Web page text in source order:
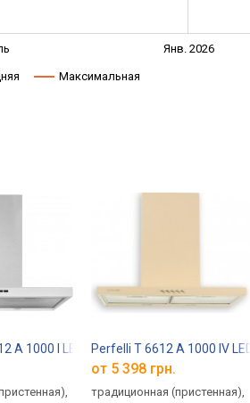
Янв. 2026
Максимальная
A 1000 I LED Perfelli T 6612 A 1000 IV LED
от 5 398 грн.
традиционная (пристенная),